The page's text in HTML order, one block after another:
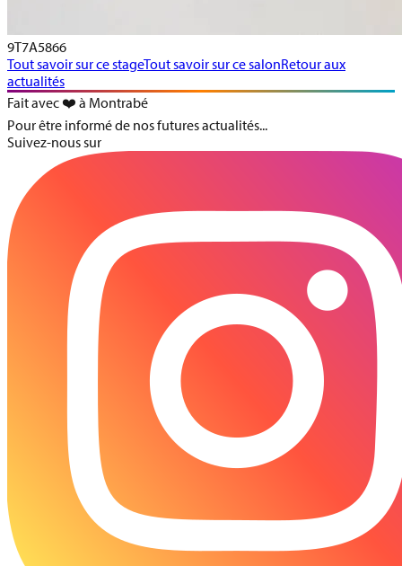
9T7A5866
Tout savoir sur ce stageTout savoir sur ce salonRetour aux
actualités
Fait avec ❤️ à Montrabé
Pour être informé de nos futures actualités...
Suivez-nous sur